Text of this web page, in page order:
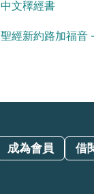
中文䆁經書
聖經新約路加福
成為會員 借